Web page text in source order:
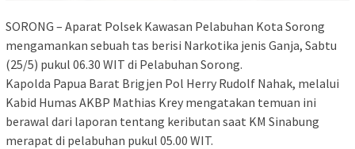
SORONG – Aparat Polsek Kawasan Pelabuhan Kota Sorong
mengamankan sebuah tas berisi Narkotika jenis Ganja, Sabtu
(25/5) pukul 06.30 WIT di Pelabuhan Sorong.
Kapolda Papua Barat Brigjen Pol Herry Rudolf Nahak, melalui
Kabid Humas AKBP Mathias Krey mengatakan temuan ini
berawal dari laporan tentang keributan saat KM Sinabung
merapat di pelabuhan pukul 05.00 WIT.